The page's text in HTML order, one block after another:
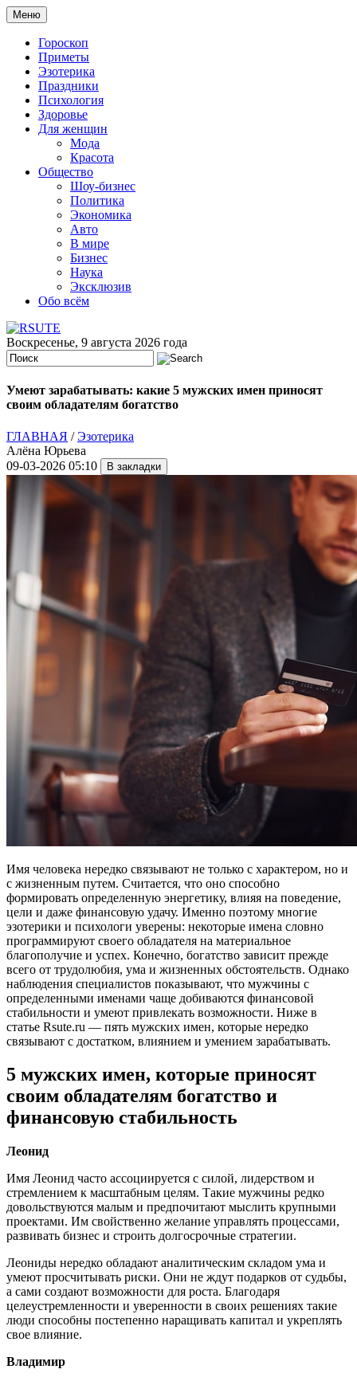
Меню
Гороскоп
Приметы
Эзотерика
Праздники
Психология
Здоровье
Для женщин
Мода
Красота
Общество
Шоу-бизнес
Политика
Экономика
Авто
В мире
Бизнес
Наука
Эксклюзив
Обо всём
Воскресенье, 9 августа 2026 года
Умеют зарабатывать: какие 5 мужских имен приносят
своим обладателям богатство
ГЛАВНАЯ /Эзотерика
Алёна Юрьева
09-03-2026 05:10
Имя человека нередко связывают не только с характером, но и
с жизненным путем. Считается, что оно способно
формировать определенную энергетику, влияя на поведение,
цели и даже финансовую удачу. Именно поэтому многие
эзотерики и психологи уверены: некоторые имена словно
программируют своего обладателя на материальное
благополучие и успех. Конечно, богатство зависит прежде
всего от трудолюбия, ума и жизненных обстоятельств. Однако
наблюдения специалистов показывают, что мужчины с
определенными именами чаще добиваются финансовой
стабильности и умеют привлекать возможности. Ниже в
статье Rsute.ru — пять мужских имен, которые нередко
связывают с достатком, влиянием и умением зарабатывать.
5 мужских имен, которые приносят
своим обладателям богатство и
финансовую стабильность
Леонид
Имя Леонид часто ассоциируется с силой, лидерством и
стремлением к масштабным целям. Такие мужчины редко
довольствуются малым и предпочитают мыслить крупными
проектами. Им свойственно желание управлять процессами,
развивать бизнес и строить долгосрочные стратегии.
Леониды нередко обладают аналитическим складом ума и
умеют просчитывать риски. Они не ждут подарков от судьбы,
а сами создают возможности для роста. Благодаря
целеустремленности и уверенности в своих решениях такие
люди способны постепенно наращивать капитал и укреплять
свое влияние.
Владимир